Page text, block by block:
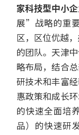
家科技型中小
展”战略的重
区，区位优越
的团队。天津
略布局，结合
研技术和丰富
惠政策和成长
的快速全面培
品）的快速研